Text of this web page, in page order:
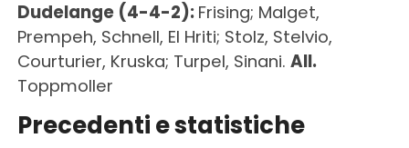
Dudelange (4-4-2): Frising; Malget,
Prempeh, Schnell, El Hriti; Stolz, Stelvio,
Courturier, Kruska; Turpel, Sinani. All.
Toppmoller
Precedenti e statistiche